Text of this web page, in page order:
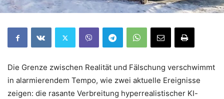
Die Grenze zwischen Realität und Fälschung verschwimmt
in alarmierendem Tempo, wie zwei aktuelle Ereignisse
zeigen: die rasante Verbreitung hyperrealistischer KI-